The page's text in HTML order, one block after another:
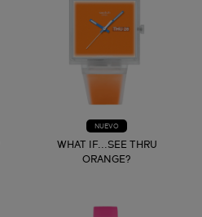
NUEVO
WHAT IF...SEE THRU
ORANGE?